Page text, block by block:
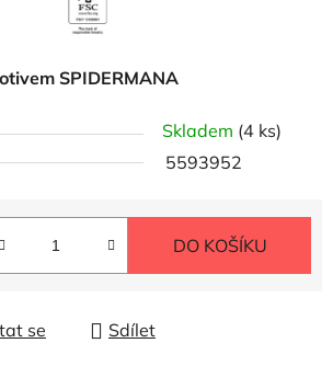
SPIDERMANA
Skladem (4 ks)
5593952
DO KOŠÍKU
se Sdílet